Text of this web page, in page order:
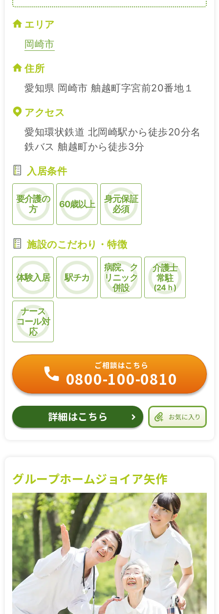
エリア
岡崎市
住所
愛知県 岡崎市 舳越町字宮前20番地１
アクセス
愛知環状鉄道 北岡崎駅から徒歩20分名
鉄バス 舳越町から徒歩3分
入居条件
要介護の
方
60歳以上
身元保証
必須
施設のこだわり・特徴
体験入居 駅チカ
病院、ク
リニック
併設
介護士
常駐
(24ｈ)
ナース
コール対
応
お気に入り
ご相談はこちら
0800-100-0810
詳細はこちら
グループホームジョイア矢作